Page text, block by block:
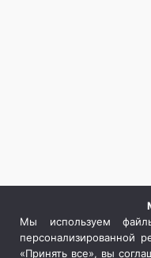
Мы используем
персонализированной
«Принять все», вы